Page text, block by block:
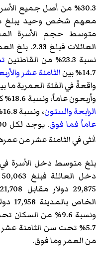
نسبة 23.3% من القاطنين
14.7% بين
الثامنة عشر
واقعةً في الفئة العمرية ما
وأربعون عاماً، ونسبة 18.6% كانت ما بين
الرابعة والستون، ونسبة 16.8% كانت ضمن فئة
عاماً فما فوق. يوجد لكل 100
أنثى في الثامنة عشر من عمرها فما
بلغ متوسط دخل الأسرة في
29,875 دولار مقابل 21,708 دولار للإناث. وسجل
ونسبة 9.6% من السكان تحت
من العمر وما فوق.